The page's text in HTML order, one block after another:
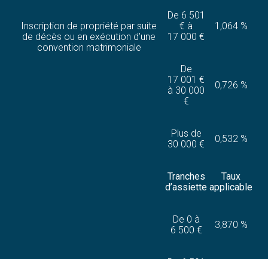
Inscription de propriété par suite
de décès ou en exécution d’une
convention matrimoniale
De 6 501
€ à
17 000 €
1,064 %
De
17 001 €
à 30 000
€
0,726 %
Plus de
30 000 €
0,532 %
Tranches
d’assiette
Taux
applicable
De 0 à
6 500 €
3,870 %